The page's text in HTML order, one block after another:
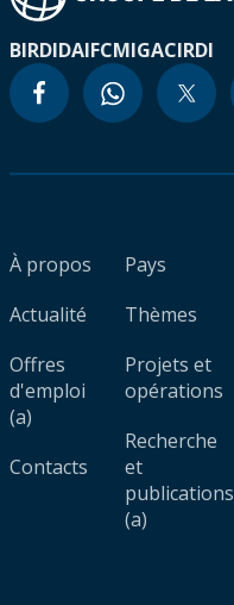
BIRDIDAIFCMIGACIRDI
À propos
Actualité
Offres
d'emploi
(a)
Contacts
Pays
Thèmes
Projets et
opérations
Recherche
et
publications
(a)